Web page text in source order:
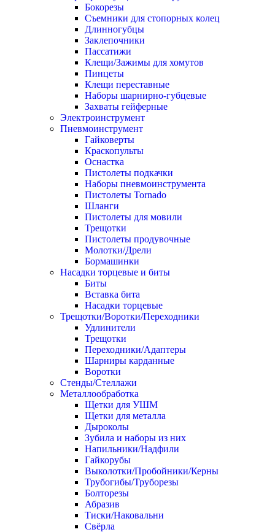
Бокорезы
Съемники для стопорных колец
Длинногубцы
Заклепочники
Пассатижи
Клещи/Зажимы для хомутов
Пинцеты
Клещи переставные
Наборы шарнирно-губцевые
Захваты гейферные
Электроинструмент
Пневмоинструмент
Гайковерты
Краскопульты
Оснастка
Пистолеты подкачки
Наборы пневмоинструмента
Пистолеты Tornado
Шланги
Пистолеты для мовили
Трещотки
Пистолеты продувочные
Молотки/Дрели
Бормашинки
Насадки торцевые и биты
Биты
Вставка бита
Насадки торцевые
Трещотки/Воротки/Переходники
Удлинители
Трещотки
Переходники/Адаптеры
Шарниры карданные
Воротки
Стенды/Стеллажи
Металлообработка
Щетки для УШМ
Щетки для металла
Дыроколы
Зубила и наборы из них
Напильники/Надфили
Гайкорубы
Выколотки/Пробойники/Керны
Трубогибы/Труборезы
Болторезы
Абразив
Тиски/Наковальни
Свёрла